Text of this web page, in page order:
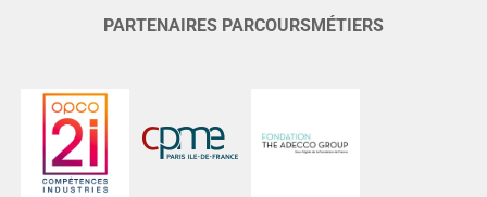
PARTENAIRES PARCOURSMÉTIERS